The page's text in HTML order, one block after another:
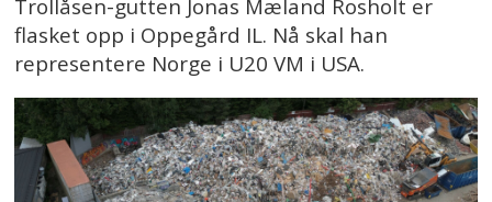
Trollåsen-gutten Jonas Mæland Rosholt er
flasket opp i Oppegård IL. Nå skal han
representere Norge i U20 VM i USA.